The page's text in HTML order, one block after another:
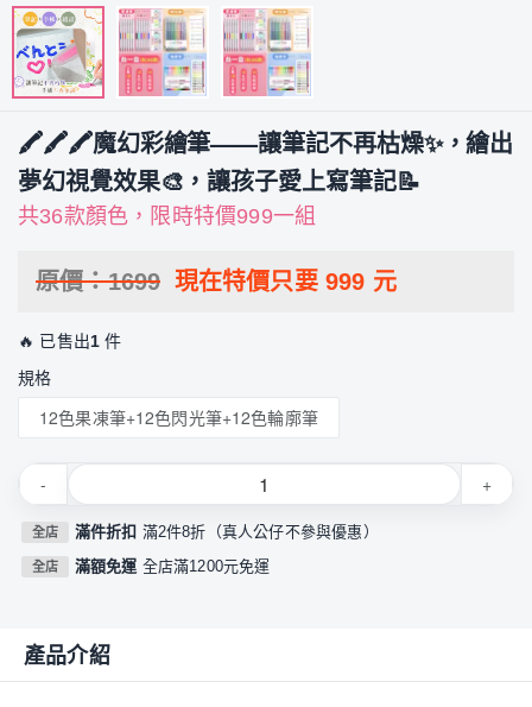
🖍️🖍️🖍️魔幻彩繪筆——讓筆記不再枯燥✨，繪出
夢幻視覺效果🎨，讓孩子愛上寫筆記📝
共36款顏色，限時特價999一組
原價：1699 現在特價只要999 元
🔥 已售出1 件
規格
12色果凍筆+12色閃光筆+12色輪廓筆
- +
全店 滿件折扣 滿2件8折（真人公仔不參與優惠）
全店 滿額免運 全店滿1200元免運
產品介紹